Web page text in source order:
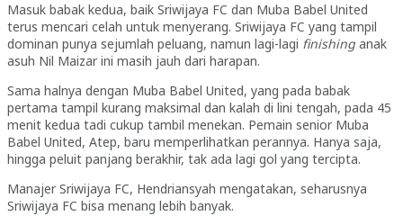
Masuk babak kedua, baik Sriwijaya FC dan Muba Babel United
terus mencari celah untuk menyerang. Sriwijaya FC yang tampil
dominan punya sejumlah peluang, namun lagi-lagi finishing anak
asuh Nil Maizar ini masih jauh dari harapan.
Sama halnya dengan Muba Babel United, yang pada babak
pertama tampil kurang maksimal dan kalah di lini tengah, pada 45
menit kedua tadi cukup tambil menekan. Pemain senior Muba
Babel United, Atep, baru memperlihatkan perannya. Hanya saja,
hingga peluit panjang berakhir, tak ada lagi gol yang tercipta.
Manajer Sriwijaya FC, Hendriansyah mengatakan, seharusnya
Sriwijaya FC bisa menang lebih banyak.